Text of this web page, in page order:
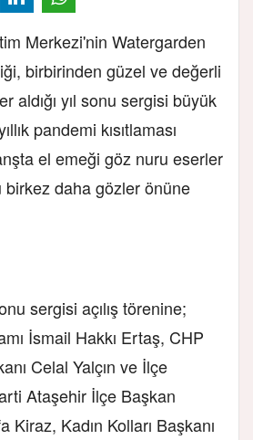
Merkezi'nin Watergarden
birbirinden güzel ve değerli
aldığı yıl sonu sergisi büyük
pandemi kısıtlaması
el emeği göz nuru eserler
birkez daha gözler önüne
sergisi açılış törenine;
İsmail Hakkı Ertaş, CHP
Celal Yalçın ve İlçe
Ataşehir İlçe Başkan
Kiraz, Kadın Kolları Başkanı